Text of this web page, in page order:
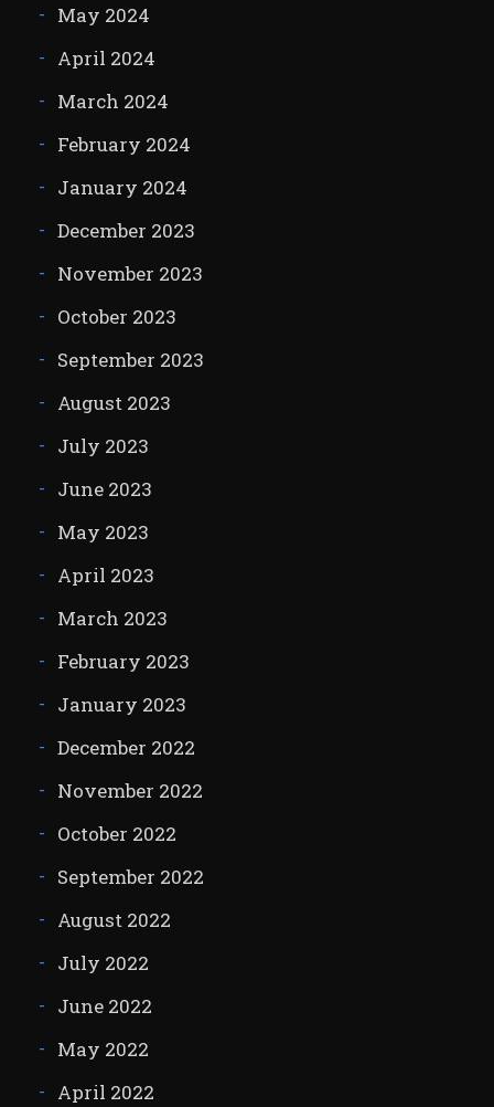
May 2024
April 2024
March 2024
February 2024
January 2024
December 2023
November 2023
October 2023
September 2023
August 2023
July 2023
June 2023
May 2023
April 2023
March 2023
February 2023
January 2023
December 2022
November 2022
October 2022
September 2022
August 2022
July 2022
June 2022
May 2022
April 2022